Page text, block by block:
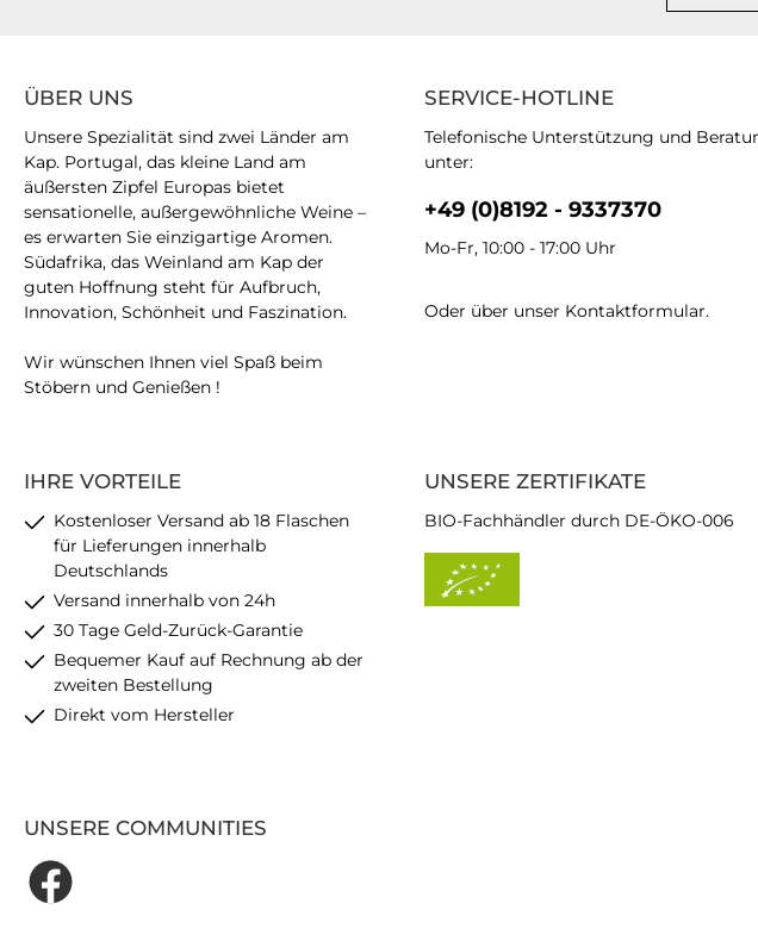
SERVICE-HOTLINE
Telefonische Unterstützung und
unter:
+49 (0)8192 - 9337370
Mo-Fr, 10:00 - 17:00 Uhr
Oder über unser Kontaktformular.
IHRE VORTEILE
Kostenloser Versand ab 18 Flaschen
für Lieferungen innerhalb
Deutschlands
Versand innerhalb von 24h
30 Tage Geld-Zurück-Garantie
Bequemer Kauf auf Rechnung ab der
zweiten Bestellung
Direkt vom Hersteller
ÜBER UNS
Unsere Spezialität sind zwei Länder am
Kap. Portugal, das kleine Land am
äußersten Zipfel Europas bietet
sensationelle, außergewöhnliche Weine –
es erwarten Sie einzigartige Aromen.
Südafrika, das Weinland am Kap der
guten Hoffnung steht für Aufbruch,
Innovation, Schönheit und Faszination.
Wir wünschen Ihnen viel Spaß beim
Stöbern und Genießen !
UNSERE ZERTIFIKATE
BIO-Fachhändler durch DE-ÖKO-006
UNSERE COMMUNITIES